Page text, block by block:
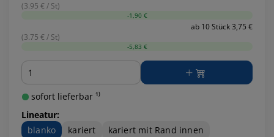
(3.95 € / St)
-1,90 €
ab 10 Stück 3,75 €
(3.75 € / St)
-5,83 €
Menge
sofort lieferbar ¹⁾
Lineatur:
blanko
kariert
kariert mit Rand innen